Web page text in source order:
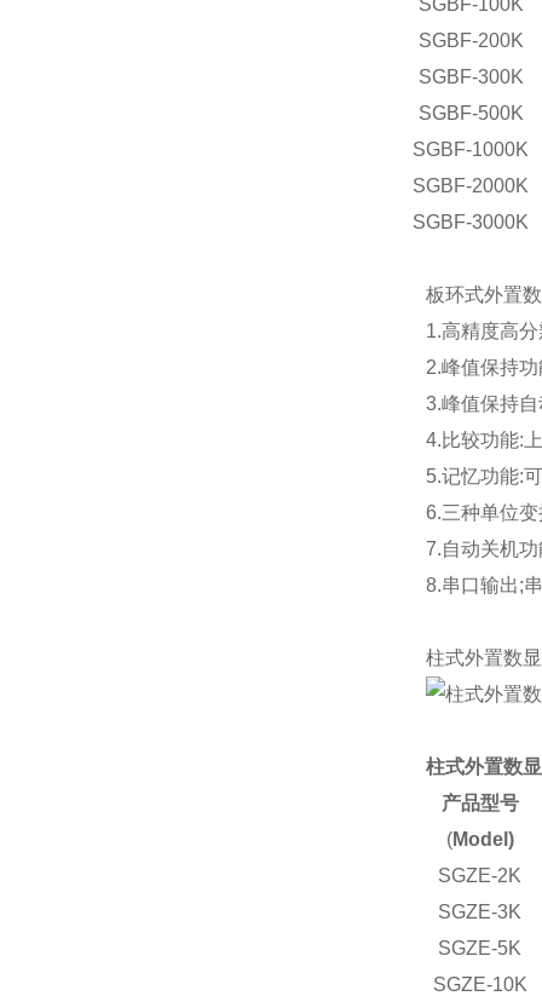
SGBF-100K
SGBF-200K
SGBF-300K
SGBF-500K
SGBF-1000K
SGBF-2000K
SGBF-3000K
板环式外置
1.高精度高
2.峰值保持
3.峰值保持
4.比较功能:
5.记忆功能:
6.三种单位
7.自动关机
8.串口输出;
柱式外置数
柱式外置数
产品型号
(Model)
SGZE-2K
SGZE-3K
SGZE-5K
SGZE-10K